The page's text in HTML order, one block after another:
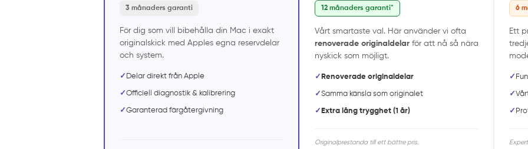
3 månaders garanti
För dig som vill bibehålla din Mac i exakt
originalskick med Apples egna reservdelar
och system.
✓ Delar direkt från Apple
✓Officiell diagnostik & kalibrering
✓Garanterad färgåtergivning
12 månaders garanti*
Vårt smartaste val. Här använder vi ofta
renoverade originaldelarför att nå så nära
nyskick som möjligt.
✓ Renoverade originaldelar
✓Samma känsla som originalet
✓ Extra lång trygghet (1 år)
Originalprestanda till ett bättre pris.
6
Ett
✓
✓
✓